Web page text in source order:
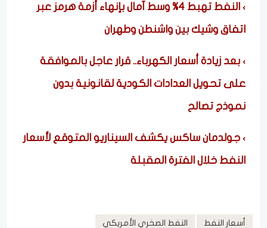
النفط تهبط 4% وسط آمال بإنهاء أزمة هرمز عبر
اتفاق وشيك بين واشنطن وطهران
بعد زيادة أسعار الكهرباء.. قرار عاجل بالموافقة
على تحويل العدادات الكودية لقانونية بدون
نموذج تصالح
جولدمان ساكس يكشف السيناريو المتوقع لأسعار
النفط خلال الفترة المقبلة
أسعار النفط النفط الصخري الأمريكي